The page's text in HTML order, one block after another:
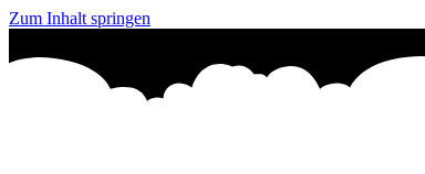
Zum Inhalt springen